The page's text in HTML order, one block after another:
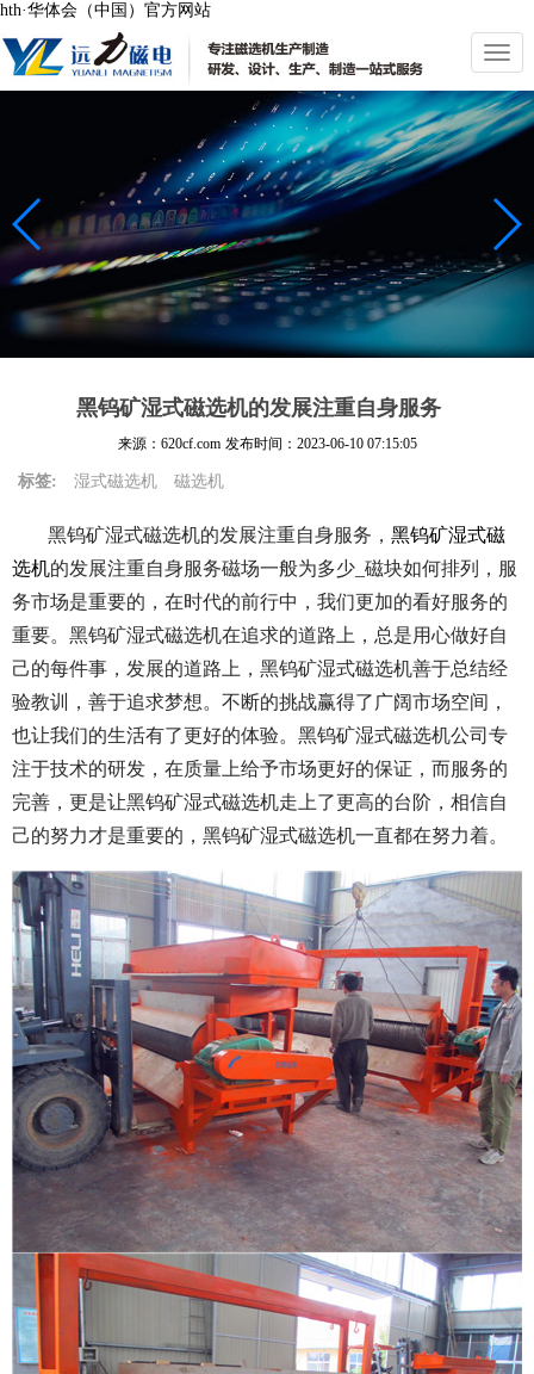
hth·华体会（中国）官方网站
切
换
导
航
黑钨矿湿式磁选机的发展注重自身服务
来源：620cf.com 发布时间： 2023-06-10 07:15:05
标签: 湿式磁选机 磁选机
黑钨矿湿式磁选机的发展注重自身服务， 黑钨矿湿式磁
选机的发展注重自身服务磁场一般为多少_磁块如何排列， 服
务市场是重要的，在时代的前行中，我们更加的看好服务的
重要。黑钨矿湿式磁选机在追求的道路上，总是用心做好自
己的每件事，发展的道路上，黑钨矿湿式磁选机善于总结经
验教训，善于追求梦想。不断的挑战赢得了广阔市场空间，
也让我们的生活有了更好的体验。黑钨矿湿式磁选机公司专
注于技术的研发，在质量上给予市场更好的保证，而服务的
完善，更是让黑钨矿湿式磁选机走上了更高的台阶，相信自
己的努力才是重要的，黑钨矿湿式磁选机一直都在努力着。